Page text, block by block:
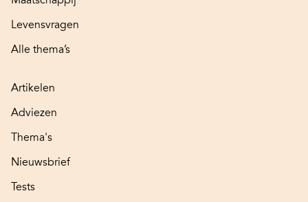
Levensvragen
Alle thema’s
Artikelen
Adviezen
Thema's
Nieuwsbrief
Tests